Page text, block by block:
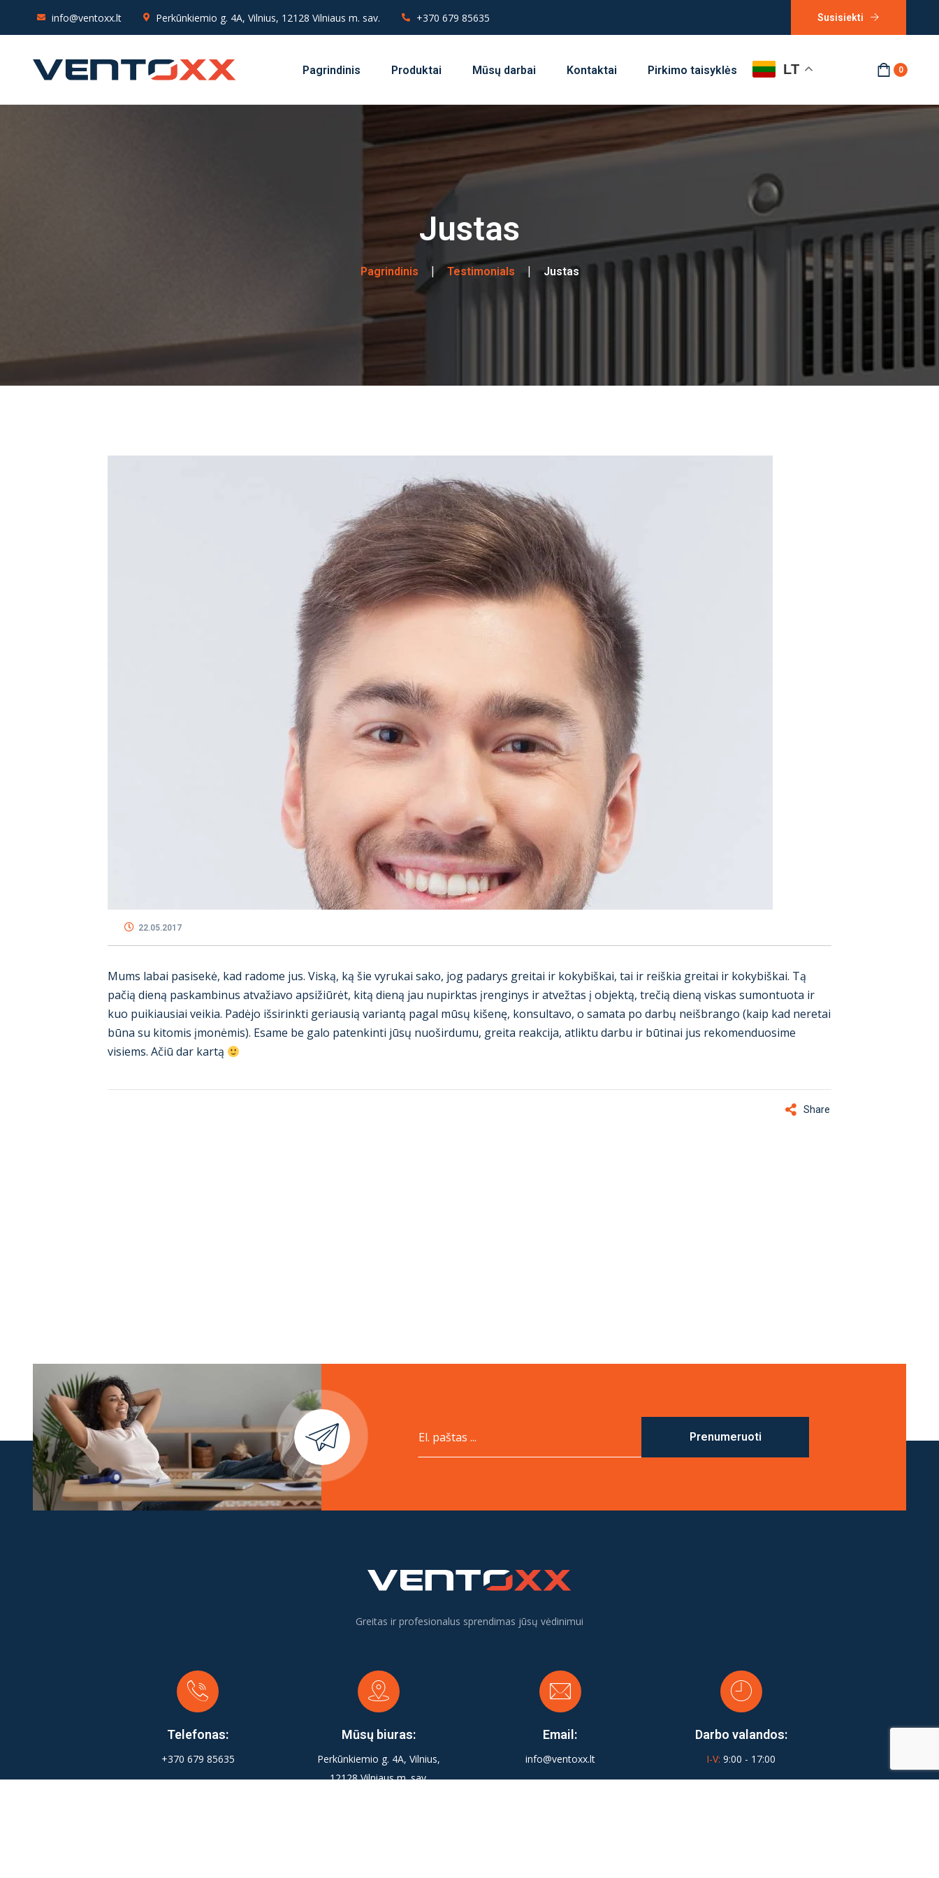
info@ventoxx.lt Perkūnkiemio g. 4A, Vilnius, 12128 Vilniaus m. sav. +370 679 85635 Susisiekti
Pagrindinis Produktai Mūsų darbai Kontaktai Pirkimo taisyklės LT 0
Justas
Pagrindinis Testimonials Justas
22.05.2017
Mums labai pasisekė, kad radome jus. Viską, ką šie vyrukai sako, jog padarys greitai ir kokybiškai, tai ir reiškia greitai ir kokybiškai. Tą
pačią dieną paskambinus atvažiavo apsižiūrėt, kitą dieną jau nupirktas įrenginys ir atvežtas į objektą, trečią dieną viskas sumontuota ir
kuo puikiausiai veikia. Padėjo išsirinkti geriausią variantą pagal mūsų kišenę, konsultavo, o samata po darbų neišbrango (kaip kad neretai
būna su kitomis įmonėmis). Esame be galo patenkinti jūsų nuoširdumu, greita reakcija, atliktu darbu ir būtinai jus rekomenduosime
visiems. Ačiū dar kartą
Share
Prenumeruoti
Greitas ir profesionalus sprendimas jūsų vėdinimui
Telefonas:
+370 679 85635
Mūsų biuras:
Perkūnkiemio g. 4A, Vilnius,
12128 Vilniaus m. sav.
Email:
info@ventoxx.lt
Darbo valandos:
I-V:9:00 - 17:00